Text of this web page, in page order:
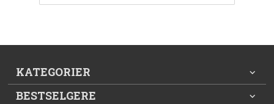
KATEGORIER
BESTSELGERE